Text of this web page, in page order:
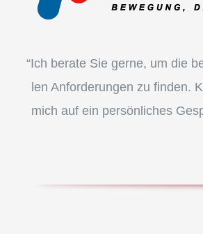
“Ich berate Sie gerne, um die
len Anfor­de­run­gen zu finden.
mich auf ein persön­li­ches